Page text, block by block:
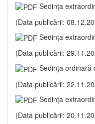
Sedinţa
(Data publicării:
Sedinţa
(Data publicării:
Sedinţa ordinară
(Data publicării:
Sedinţa
(Data publicării: